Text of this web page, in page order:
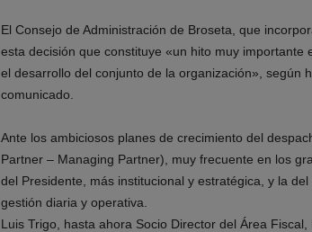
El Consejo de Administración de Broseta, que
esta decisión que constituye «un hito muy importante
el desarrollo del conjunto de la organización», según
comunicado.
Ante los ambiciosos planes de crecimiento del
Partner – Managing Partner), muy frecuente en los
del Presidente, más institucional y estratégica, y la
gestión diaria y operativa.
Luis Trigo, hasta ahora Socio Director del Área